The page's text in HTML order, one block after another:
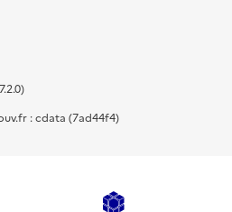
: cdata (7ad44f4)